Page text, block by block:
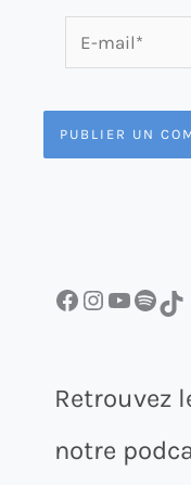
mail*
Facebook InstagramYouTube Spotify TikTok
Retrouvez
notre